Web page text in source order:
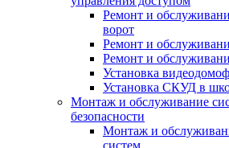
Ремонт и
ворот
Ремонт и
Ремонт и
Установка
Установка СКУД в
Монтаж и обслуживание
безопасности
Монтаж и
систем